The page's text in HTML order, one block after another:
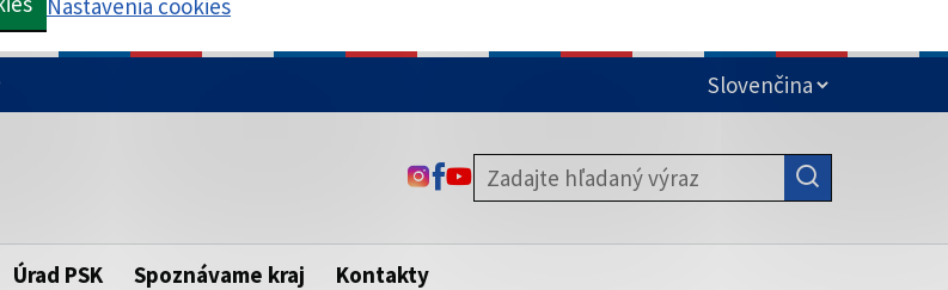
kraja.
Táto stránka je zabezpečená
zabezpečenú webovú stránku. Zabezpečená stránka vždy začína
https:// pred názvom domény webového sídla.
ODKAZ SA OTVORÍ NA NOVEJ KARTE
ODKAZ SA OTVORÍ NA NOVEJ KARTE
ODKAZ SA OTVORÍ NA NOVEJ KARTE
Úrad PSK Spoznávame kraj Kontakty